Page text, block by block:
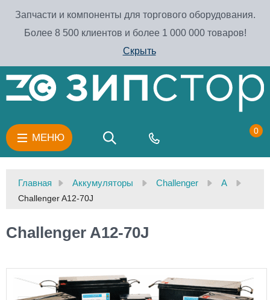
Запчасти и компоненты для торгового оборудования.
Более 8 500 клиентов и более 1 000 000 товаров!
Скрыть
МЕНЮ
0
Главная Аккумуляторы Challenger A
Challenger A12-70J
Challenger A12-70J